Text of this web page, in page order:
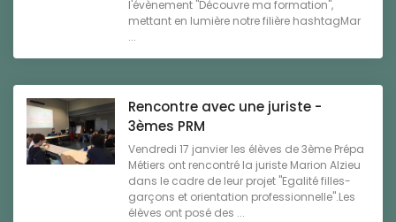
l'évènement "Découvre ma formation",
mettant en lumière notre filière hashtagMar
...
Rencontre avec une juriste -
3èmes PRM
Vendredi 17 janvier les élèves de 3ème Prépa
Métiers ont rencontré la juriste Marion Alzieu
dans le cadre de leur projet "Egalité filles-
garçons et orientation professionnelle".Les
élèves ont posé des ...